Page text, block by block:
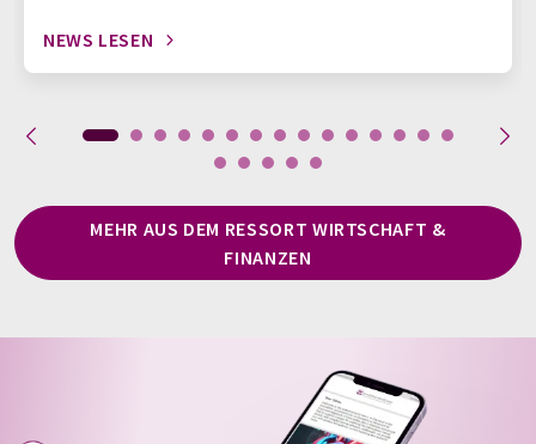
NEWS LESEN
MEHR AUS DEM RESSORT WIRTSCHAFT &
FINANZEN